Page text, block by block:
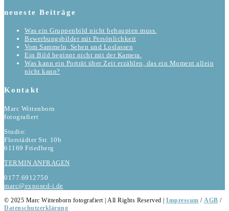
neueste Beiträge
Was ein Gruppenbild nicht behaupten muss.
Bewerbungsbilder mit Persönlichkeit
Vom Sammeln, Sehen und Loslassen
Ein Bild beginnt nicht mit der Kamera.
Was kann ein Porträt über Zeit erzählen, das ein Moment allein
nicht kann?
Kontakt
Marc Wittenborn
fotografiert
Studio:
Florstädter Str. 10b
61169 Friedberg
TERMIN ANFRAGEN
0177.6912750
marc@exposed-i.de
© 2025 Marc Wittenborn fotografiert | All Rights Reserved | Impressum / AGB /
Datenschutzerklärung